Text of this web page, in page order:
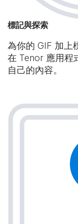
標記與探索
為你的 GIF 加上
在 Tenor 應用程
自己的內容。